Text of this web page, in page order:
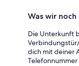
Was wir
Die Unterkunft
dich mit deiner